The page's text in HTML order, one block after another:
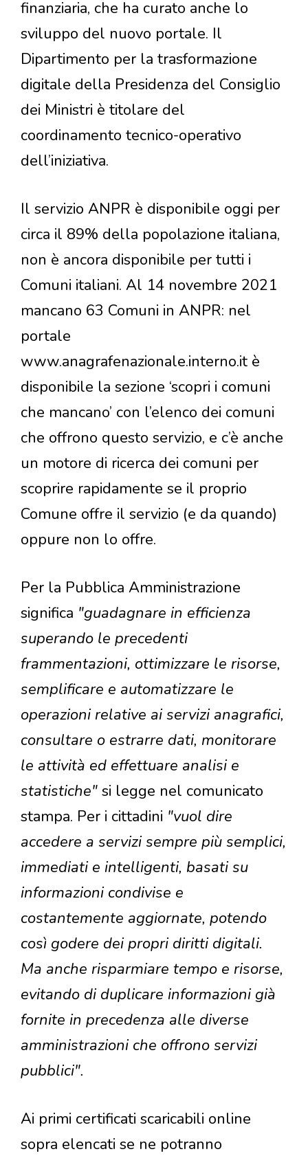
finanziaria, che ha curato anche lo
sviluppo del nuovo portale. Il
Dipartimento per la trasformazione
digitale della Presidenza del Consiglio
dei Ministri è titolare del
coordinamento tecnico-operativo
dell’iniziativa.
Il servizio ANPR è disponibile oggi per
circa il 89% della popolazione italiana,
non è ancora disponibile per tutti i
Comuni italiani. Al 14 novembre 2021
mancano 63 Comuni in ANPR: nel
portale
www.anagrafenazionale.interno.it è
disponibile la sezione ‘scopri i comuni
che mancano’ con l’elenco dei comuni
che offrono questo servizio, e c’è anche
un motore di ricerca dei comuni per
scoprire rapidamente se il proprio
Comune offre il servizio (e da quando)
oppure non lo offre.
Per la Pubblica Amministrazione
significa "guadagnare in efficienza
superando le precedenti
frammentazioni, ottimizzare le risorse,
semplificare e automatizzare le
operazioni relative ai servizi anagrafici,
consultare o estrarre dati, monitorare
le attività ed effettuare analisi e
statistiche" si legge nel comunicato
stampa. Per i cittadini "vuol dire
accedere a servizi sempre più semplici,
immediati e intelligenti, basati su
informazioni condivise e
costantemente aggiornate, potendo
così godere dei propri diritti digitali.
Ma anche risparmiare tempo e risorse,
evitando di duplicare informazioni già
fornite in precedenza alle diverse
amministrazioni che offrono servizi
pubblici".
Ai primi certificati scaricabili online
sopra elencati se ne potranno